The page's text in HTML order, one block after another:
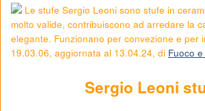
Le stufe Sergio Leoni sono stufe in
molto valide, contribuiscono ad arredare la
elegante. Funzionano per convezione e per
19.03.06, aggiornata al 13.04.24, di Fuoco
Sergio Leoni